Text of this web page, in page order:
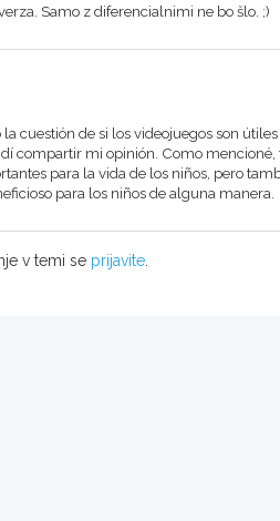
Samo z diferencialnimi ne bo šlo. ;)
cuestión de si los videojuegos son
compartir mi opinión. Como
para la vida de los niños, pero
para los niños de alguna manera.
v temi se prijavite